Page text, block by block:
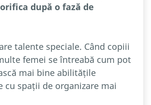
după o fază de
talente speciale. Când copiii
femei se întreabă cum pot
mai bine abilitățile
cu spații de organizare mai